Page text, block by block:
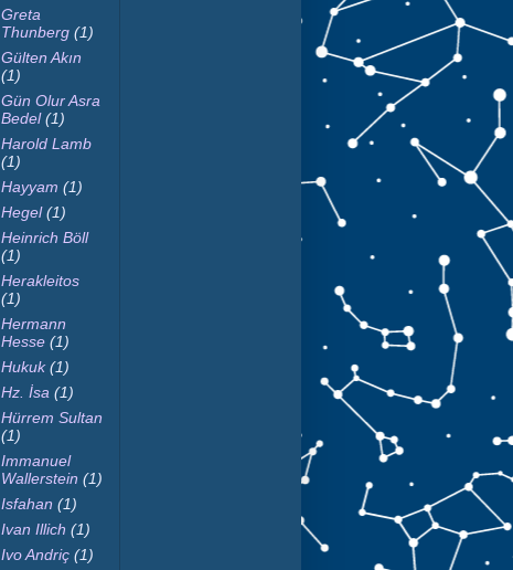
Greta
Thunberg (1)
Gülten Akın
(1)
Gün Olur Asra
Bedel (1)
Harold Lamb
(1)
Hayyam (1)
Hegel (1)
Heinrich Böll
(1)
Herakleitos
(1)
Hermann
Hesse (1)
Hukuk (1)
Hz. İsa (1)
Hürrem Sultan
(1)
Immanuel
Wallerstein (1)
Isfahan (1)
Ivan Illich (1)
Ivo Andriç (1)